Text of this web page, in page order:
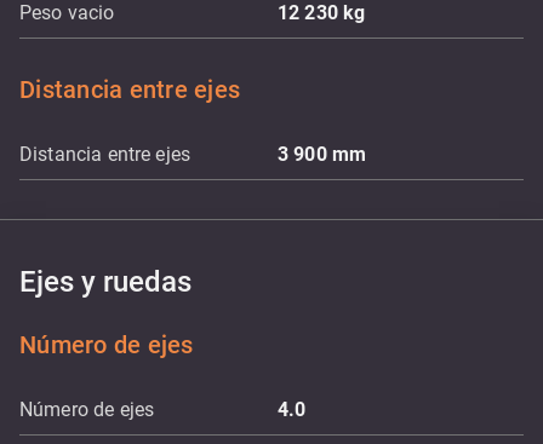
Peso vacio 12 230kg
Distancia entre ejes
Distancia entre ejes 3 900 mm
Ejes y ruedas
Número de ejes
Número de ejes 4.0